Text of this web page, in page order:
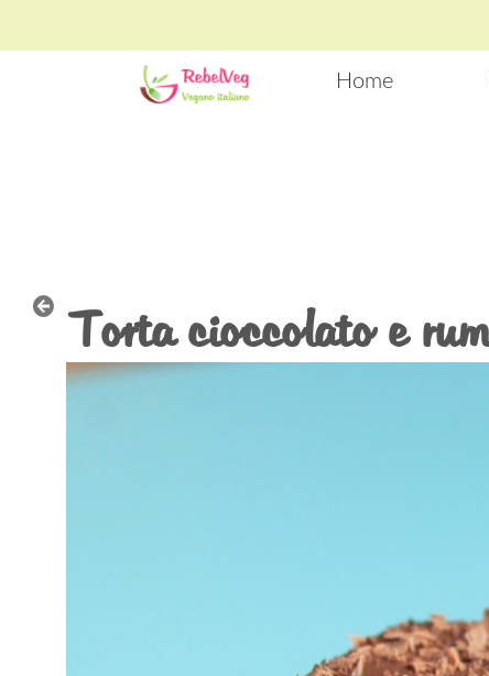
Home
Torta cioccolato e rum